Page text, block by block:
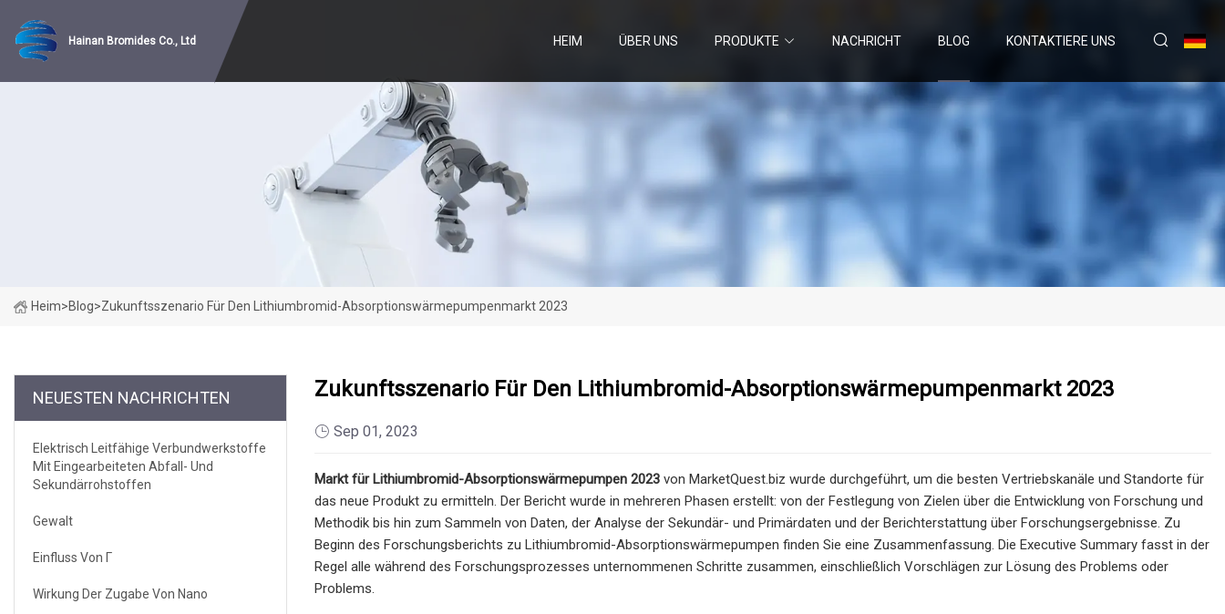
Hainan Bromides Co., Ltd HEIM ÜBER UNS PRODUKTE NACHRICHT BLOG KONTAKTIERE UNS
Heim>Blog>Zukunftsszenario Für Den Lithiumbromid-Absorptionswärmepumpenmarkt 2023
NEUESTEN NACHRICHTEN
Elektrisch Leitfähige Verbundwerkstoffe
Mit Eingearbeiteten Abfall- Und
Sekundärrohstoffen
Gewalt
Einfluss Von Γ
Wirkung Der Zugabe Von Nano
Zukunftsszenario Für Den Lithiumbromid-Absorptionswärmepumpenmarkt 2023
Sep 01, 2023
Markt für Lithiumbromid-Absorptionswärmepumpen 2023 von MarketQuest.biz wurde durchgeführt, um die besten Vertriebskanäle und Standorte für
das neue Produkt zu ermitteln. Der Bericht wurde in mehreren Phasen erstellt: von der Festlegung von Zielen über die Entwicklung von Forschung und
Methodik bis hin zum Sammeln von Daten, der Analyse der Sekundär- und Primärdaten und der Berichterstattung über Forschungsergebnisse. Zu
Beginn des Forschungsberichts zu Lithiumbromid-Absorptionswärmepumpen finden Sie eine Zusammenfassung. Die Executive Summary fasst in der
Regel alle während des Forschungsprozesses unternommenen Schritte zusammen, einschließlich Vorschlägen zur Lösung des Problems oder
Problems.